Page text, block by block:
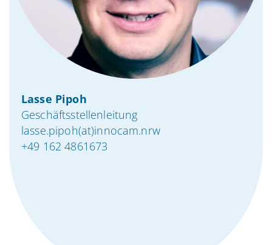
Lasse Pipoh
Geschäftsstellenleitung
lasse.pipoh(at)innocam.nrw
+49 162 4861673